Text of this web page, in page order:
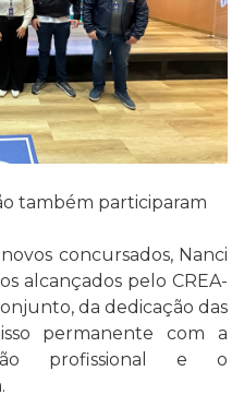
também participaram
concursados, Nanci
alcançados pelo CREA-
da dedicação das
permanente com a
profissional e o